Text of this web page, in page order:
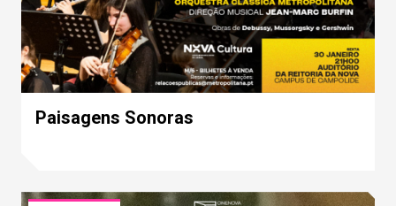
Paisagens Sonoras